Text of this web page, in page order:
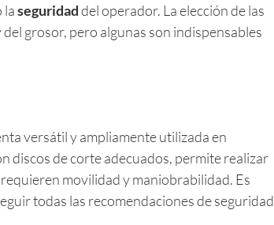
laseguridaddel operador. La elección de las
grosor, pero algunas son indispensables
versátil y ampliamente utilizada en
discos de corte adecuados, permite realizar
movilidad y maniobrabilidad. Es
todas las recomendaciones de seguridad